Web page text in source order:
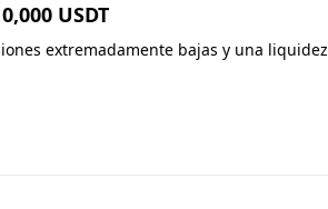
USDT
extremadamente bajas y una liquidez